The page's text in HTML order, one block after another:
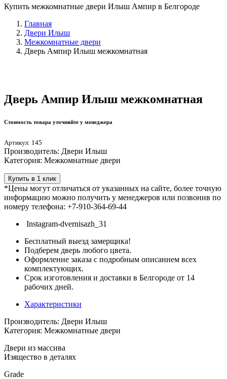
Купить межкомнатные двери Илыш Ампир в Белгороде
Главная
Двери Илыш
Межкомнатные двери
Дверь Ампир Илыш межкомнатная
Дверь Ампир Илыш межкомнатная
Стоимость товара уточняйте у менеджера
Артикул: 145
Производитель: Двери Илыш
Категория: Межкомнатные двери
Купить в 1 клик
*Цены могут отличаться от указанных на сайте, более точную
информацию можно получить у менеджеров или позвонив по
номеру телефона: +7-910-364-69-44
Instagram-dvernisazh_31
Бесплатный выезд замерщика!
Подберем дверь любого цвета.
Оформление заказа с подробным описанием всех
комплектующих.
Срок изготовления и доставки в Белгороде от 14
рабочих дней.
Характеристики
Производитель: Двери Илыш
Категория: Межкомнатные двери
Двери из массива
Изящество в деталях
Grade